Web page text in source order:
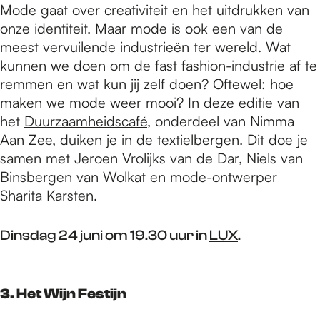
Mode gaat over creativiteit en het uitdrukken van
onze identiteit. Maar mode is ook een van de
meest vervuilende industrieën ter wereld. Wat
kunnen we doen om de fast fashion-industrie af te
remmen en wat kun jij zelf doen? Oftewel: hoe
maken we mode weer mooi? In deze editie van
het Duurzaamheidscafé, onderdeel van Nimma
Aan Zee, duiken je in de textielbergen. Dit doe je
samen met Jeroen Vrolijks van de Dar, Niels van
Binsbergen van Wolkat en mode-ontwerper
Sharita Karsten.
Dinsdag 24 juni om 19.30 uur inLUX.
3. Het Wijn Festijn